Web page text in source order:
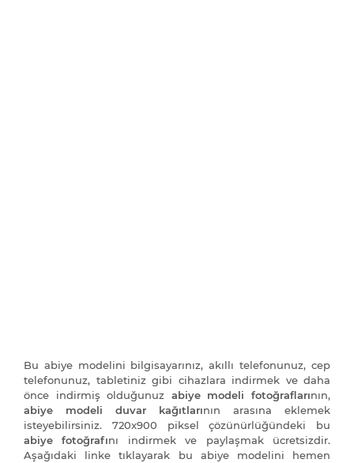
Bu abiye modelini bilgisayarınız, akıllı telefonunuz, cep
telefonunuz, tabletiniz gibi cihazlara indirmek ve daha
önce indirmiş olduğunuz abiye modeli fotoğraflarının,
abiye modeli duvar kağıtlarının arasına eklemek
isteyebilirsiniz. 720x900 piksel çözünürlüğündeki bu
abiye fotoğrafını indirmek ve paylaşmak ücretsizdir.
Aşağıdaki linke tıklayarak bu abiye modelini hemen